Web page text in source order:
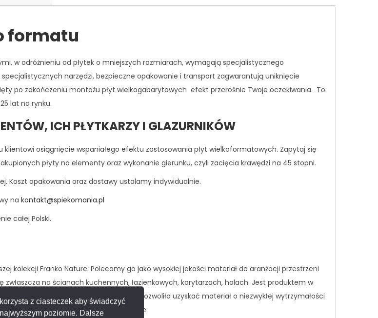
z ciasteczek aby świadczyć
poziomie. Dalsze
formatu
w odróżnieniu od płytek o mniejszych rozmiarach, wymagają specjalistycznego
narzędzi, bezpieczne opakowanie i transport zagwarantują uniknięcie
po zakończeniu montażu płyt wielkogabarytowych efekt przerośnie Twoje oczekiwania. To
lat na rynku.
ICH PŁYTKARZY I GLAZURNIKÓW
klientowi osiągnięcie wspaniałego efektu zastosowania płyt wielkoformatowych. Zapytaj się
płyty na elementy oraz wykonanie gierunku, czyli zacięcia krawędzi na 45 stopni.
Koszt opakowania oraz dostawy ustalamy indywidualnie.
na kontakt@spiekomania.pl
całej Polski.
kolekcji Franko Nature. Polecamy go jako wysokiej jakości materiał do aranżacji przestrzeni
zwłaszcza na ścianach kuchennych, łazienkowych, korytarzach, holach. Jest produktem w
w temperaturze ponad 1200 stopni C pozwoliła uzyskać materiał o niezwykłej wytrzymałości
wyjątkowe wrażenia dotykowe i wizualne.